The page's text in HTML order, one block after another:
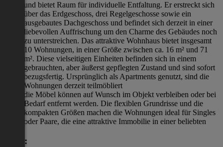
und bietet Raum für individuelle Entfaltung. Er erstreckt sich
über das Erdgeschoss, drei Regelgeschosse sowie ein
ausgebautes Dachgeschoss und befindet sich derzeit in einer
liebevollen Auffrischung um den Charme des Gebäudes noch
zu unterstreichen. Das attraktive Wohnhaus bietet insgesamt
10 Wohnungen, in einer Größe zwischen ca. 16 m² und 71
m². Diese vielseitigen Einheiten befinden sich in einem
gebrauchten, aber äußerst gepflegten Zustand und sind sofort
bezugsfertig. Ursprünglich als Apartments genutzt, sind die
Wohnungen derzeit teilmöbliert
die Möbel können auf Wunsch im Objekt verbleiben oder bei
Bedarf entfernt werden. Die flexiblen Grundrisse und die
kompakten Größen machen die Wohnungen ideal für Singles
oder Paare, die eine attraktive Immobilie in einer beliebten
Lage: